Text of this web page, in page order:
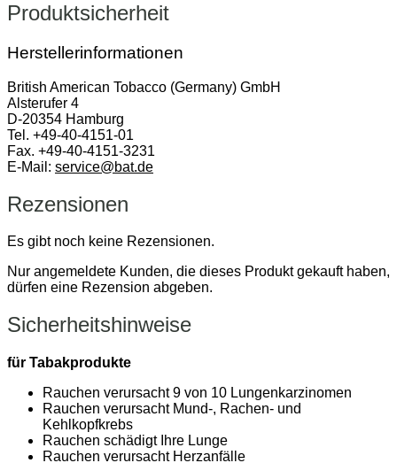
Produktsicherheit
Herstellerinformationen
British American Tobacco (Germany) GmbH
Alsterufer 4
D-20354 Hamburg
Tel. +49-40-4151-01
Fax. +49-40-4151-3231
E-Mail: service@bat.de
Rezensionen
Es gibt noch keine Rezensionen.
Nur angemeldete Kunden, die dieses Produkt gekauft haben,
dürfen eine Rezension abgeben.
Sicherheitshinweise
für Tabakprodukte
Rauchen verursacht 9 von 10 Lungenkarzinomen
Rauchen verursacht Mund-, Rachen- und
Kehlkopfkrebs
Rauchen schädigt Ihre Lunge
Rauchen verursacht Herzanfälle